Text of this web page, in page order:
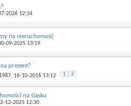
2026 12:34
na nieruchomość
09-2025 13:19
na prezent?
, 16-10-2016 13:12 1 2
na śląsku
12-2025 12:30